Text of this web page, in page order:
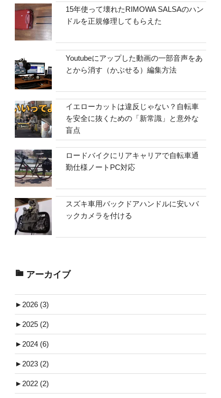
15年使って壊れたRIMOWA SALSAのハン
ドルを正規修理してもらえた
Youtubeにアップした動画の一部音声をあ
とから消す（かぶせる）編集方法
イエローカットは違反じゃない？自転車
を安全に抜くための「新常識」と意外な
盲点
ロードバイクにリアキャリアで自転車通
勤仕様ノートPC対応
スズキ車用バックドアハンドルに安いバ
ックカメラを付ける
アーカイブ
► 2026 (3)
► 2025 (2)
► 2024 (6)
► 2023 (2)
► 2022 (2)